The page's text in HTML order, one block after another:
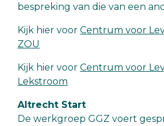
bespreking van die van een
Kijk hier voor Centrum voor
ZOU
Kijk hier voor Centrum voor
Lekstroom
Altrecht Start
De werkgroep GGZ voert